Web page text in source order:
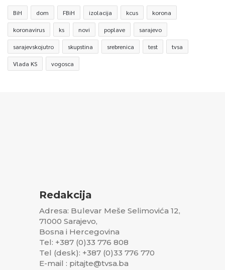
BiH dom FBiH izolacija kcus korona
koronavirus ks novi poplave sarajevo
sarajevskojutro skupstina srebrenica test tvsa
Vlada KS vogosca
Redakcija
Adresa: Bulevar Meše Selimovića 12,
71000 Sarajevo,
Bosna i Hercegovina
Tel: +387 (0)33 776 808
Tel (desk): +387 (0)33 776 770
E-mail : pitajte@tvsa.ba